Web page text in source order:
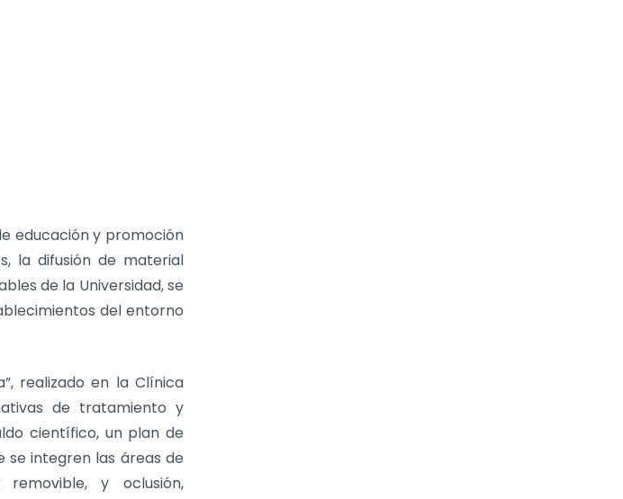
educación y promoción
la difusión de material
de la Universidad, se
del entorno
realizado en la Clínica
de tratamiento y
científico, un plan de
se integren las áreas de
removible, y oclusión,